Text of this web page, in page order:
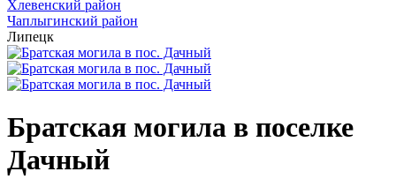
Хлевенский район
Чаплыгинский район
Липецк
Братская могила в поселке
Дачный